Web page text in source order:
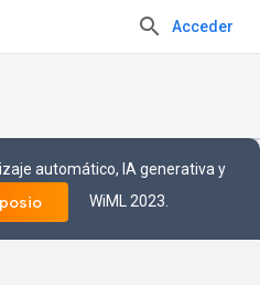
Acceder
automático, IA generativa y
WiML 2023.